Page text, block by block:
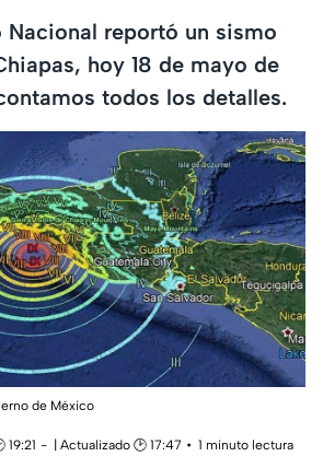
Nacional reportó un sismo
hoy 18 de mayo de
todos los detalles.
de México
19:21 | Actualizado 🕑 17:47
1 minuto lectura